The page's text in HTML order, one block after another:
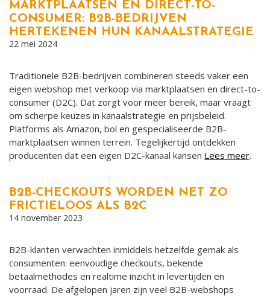
MARKTPLAATSEN EN DIRECT-TO-
CONSUMER: B2B-BEDRIJVEN
HERTEKENEN HUN KANAALSTRATEGIE
22 mei 2024
Traditionele B2B-bedrijven combineren steeds vaker een
eigen webshop met verkoop via marktplaatsen en direct-to-
consumer (D2C). Dat zorgt voor meer bereik, maar vraagt
om scherpe keuzes in kanaalstrategie en prijsbeleid.
Platforms als Amazon, bol en gespecialiseerde B2B-
marktplaatsen winnen terrein. Tegelijkertijd ontdekken
producenten dat een eigen D2C-kanaal kansen Lees meer.
B2B-CHECKOUTS WORDEN NET ZO
FRICTIELOOS ALS B2C
14 november 2023
B2B-klanten verwachten inmiddels hetzelfde gemak als
consumenten: eenvoudige checkouts, bekende
betaalmethodes en realtime inzicht in levertijden en
voorraad. De afgelopen jaren zijn veel B2B-webshops